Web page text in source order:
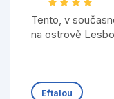
Tento, v
na ostrově
Eftalou